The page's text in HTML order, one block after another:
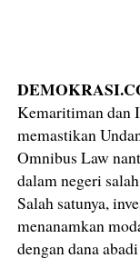
Kemaritiman dan
memastikan
Omnibus Law
dalam negeri
Salah satunya,
menanamkan
dengan dana